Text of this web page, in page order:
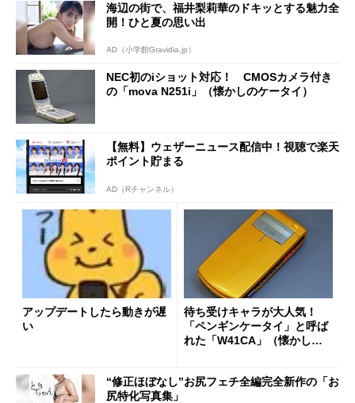
海辺の街で、福井梨莉華のドキッとする魅力全
開！ひと夏の思い出
AD（小学館Gravidia.jp）
NEC初のiショット対応！ CMOSカメラ付き
の「mova N251i」（懐かしのケータイ）
【無料】ウェザーニュース配信中！視聴で楽天
ポイント貯まる
AD（Rチャンネル）
アップデートしたら動きが遅
い
待ち受けキャラが大人気！
「ペンギンケータイ」と呼ば
れた「W41CA」（懐かしの
“修正ほぼなし”お尻フェチ全編完全新作の「お
尻特化写真集」